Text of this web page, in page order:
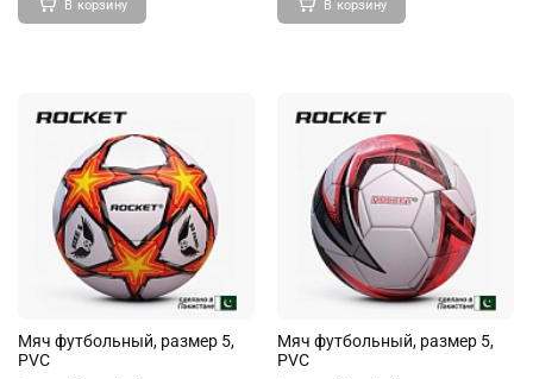
В корзину В корзину
Мяч футбольный, размер 5,
PVC
Мяч футбольный, размер 5,
PVC